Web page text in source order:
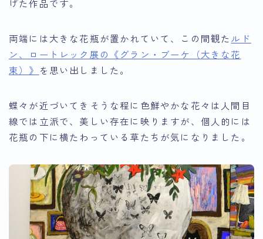
げた作品です。
両端には大きな花瓶が置かれていて、この間観た ルド
ン、ロートレック展の《グラン・ブーケ（大きな花
束）》 を思い出しました。
蝶々が近づいてきそうな程に色鮮やかな花々は人間目
線では立派で、美しい存在に映りますが、個人的には
花瓶の下に横たわっている草たちが気になりました。